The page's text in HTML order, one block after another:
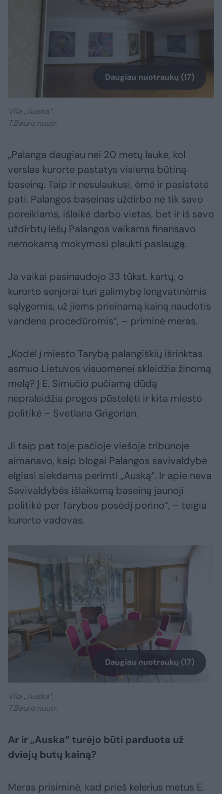
Daugiau nuotraukų (17)
Vila „Auska“.
T.Bauro nuotr.
„Palanga daugiau nei 20 metų laukė, kol
verslas kurorte pastatys visiems būtiną
baseiną. Taip ir nesulaukusi, ėmė ir pasistatė
pati. Palangos baseinas uždirbo ne tik savo
poreikiams, išlaikė darbo vietas, bet ir iš savo
uždirbtų lėšų Palangos vaikams finansavo
nemokamą mokymosi plaukti paslaugą.
Ja vaikai pasinaudojo 33 tūkst. kartų, o
kurorto senjorai turi galimybę lengvatinėmis
sąlygomis, už jiems prieinamą kainą naudotis
vandens procedūromis“, – priminė meras.
„Kodėl į miesto Tarybą palangiškių išrinktas
asmuo Lietuvos visuomenei skleidžia žinomą
melą? Į E. Simučio pučiamą dūdą
nepraleidžia progos pūstelėti ir kita miesto
politikė – Svetlana Grigorian.
Ji taip pat toje pačioje viešoje tribūnoje
aimanavo, kaip blogai Palangos savivaldybė
elgiasi siekdama perimti „Auską“. Ir apie neva
Savivaldybės išlaikomą baseiną jaunoji
politikė per Tarybos posėdį porino“, – teigia
kurorto vadovas.
Daugiau nuotraukų (17)
Vila „Auska“.
T.Bauro nuotr.
Ar ir „Auska“ turėjo būti parduota už
dviejų butų kainą?
Meras prisiminė, kad prieš kelerius metus E.